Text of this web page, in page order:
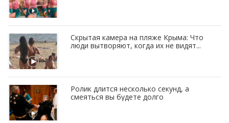
Скрытая камера на пляже Крыма: Что
люди вытворяют, когда их не видят...
Ролик длится несколько секунд, а
смеяться вы будете долго